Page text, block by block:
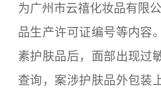
为广州市云禧化妆品有限
品生产许可证编号等内容
素护肤品后，面部出现过
查询，案涉护肤品外包装